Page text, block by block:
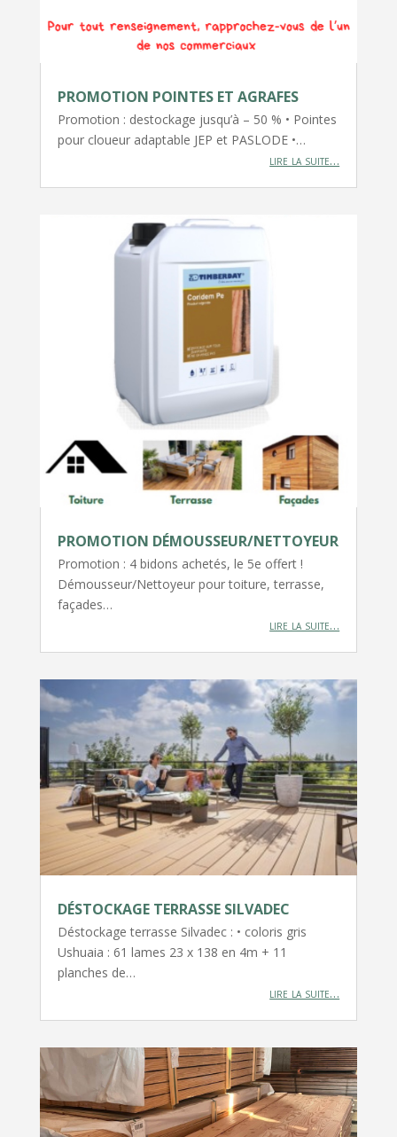
PROMOTION POINTES ET AGRAFES
Promotion : destockage jusqu’à – 50 % • Pointes
pour cloueur adaptable JEP et PASLODE •…
lire la suite…
PROMOTION DÉMOUSSEUR/NETTOYEUR
Promotion : 4 bidons achetés, le 5e offert !
Démousseur/Nettoyeur pour toiture, terrasse,
façades…
lire la suite…
DÉSTOCKAGE TERRASSE SILVADEC
Déstockage terrasse Silvadec : • coloris gris
Ushuaia : 61 lames 23 x 138 en 4m + 11
planches de…
lire la suite…